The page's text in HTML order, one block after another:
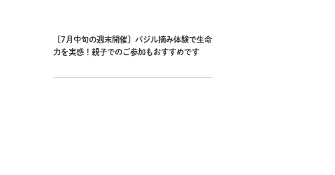
［7月中旬の週末開催］バジル摘み体験で生命
力を実感！親子でのご参加もおすすめです